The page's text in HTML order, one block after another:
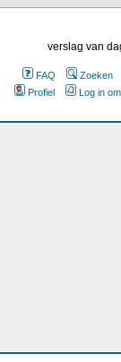
verslag van
FAQ
Zoeken
Profiel
Log in